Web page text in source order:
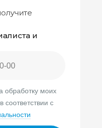
и
обработку моих
соответствии с